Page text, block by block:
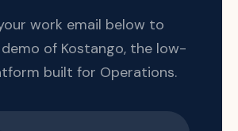
work email below to
of Kostango, the low-
built for Operations.